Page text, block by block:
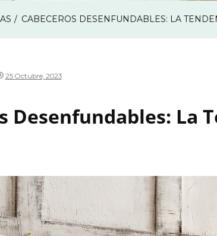
CABECEROS DESENFUNDABLES: LA
25 Octubre, 2023
Desenfundables: La